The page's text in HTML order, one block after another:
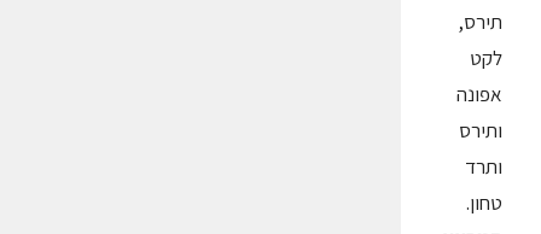
תירס,
לקט
אפונה
ותירס
ותרד
טחון.